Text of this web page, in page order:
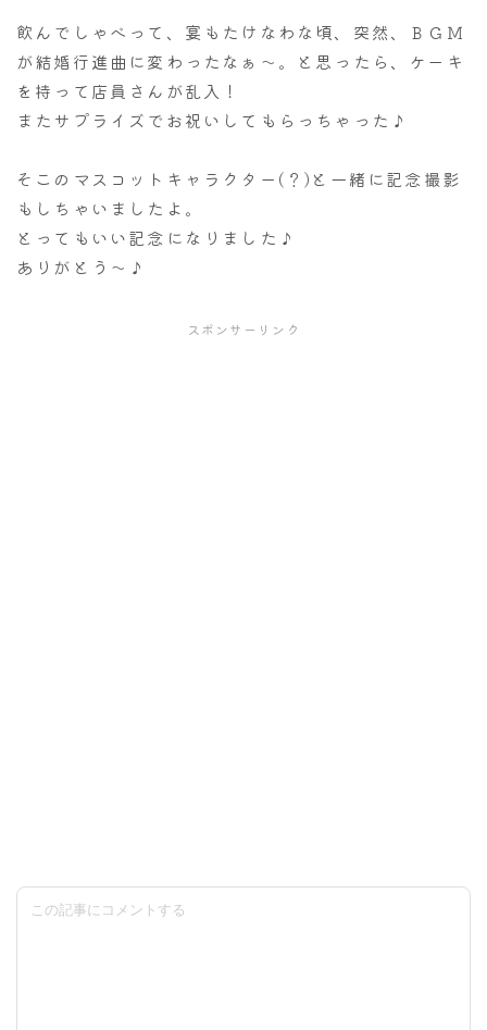
飲んでしゃべって、宴もたけなわな頃、突然、ＢＧＭ
が結婚行進曲に変わったなぁ～。と思ったら、ケーキ
を持って店員さんが乱入！
またサプライズでお祝いしてもらっちゃった♪
そこのマスコットキャラクター(？)と一緒に記念撮影
もしちゃいましたよ。
とってもいい記念になりました♪
ありがとう～♪
スポンサーリンク